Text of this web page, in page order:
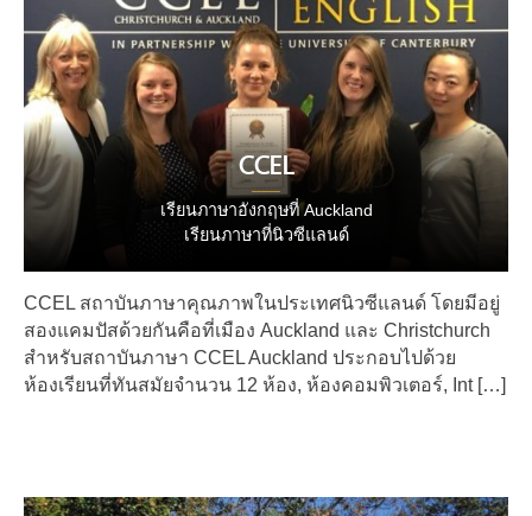
CCEL
เรียนภาษาอังกฤษที่ Auckland
เรียนภาษาที่นิวซีแลนด์
CCEL สถาบันภาษาคุณภาพในประเทศนิวซีแลนด์ โดยมีอยู่
สองแคมปัสด้วยกันคือที่เมือง Auckland และ Christchurch
สำหรับสถาบันภาษา CCEL Auckland ประกอบไปด้วย
ห้องเรียนที่ทันสมัยจำนวน 12 ห้อง, ห้องคอมพิวเตอร์, Int […]